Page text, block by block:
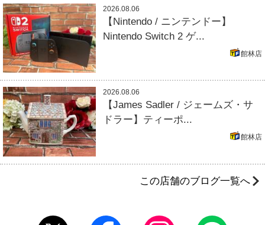
2026.08.06
【Nintendo / ニンテンドー】
Nintendo Switch 2 ゲ...
館林店
2026.08.06
【James Sadler / ジェームズ・サ
ドラー】ティーポ...
館林店
この店舗のブログ一覧へ